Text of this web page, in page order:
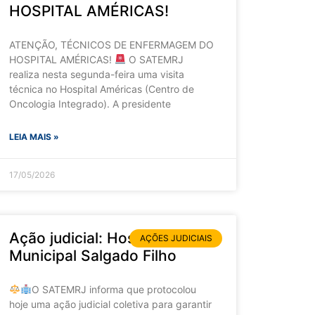
HOSPITAL AMÉRICAS!
ATENÇÃO, TÉCNICOS DE ENFERMAGEM DO
HOSPITAL AMÉRICAS!
O SATEMRJ
realiza nesta segunda-feira uma visita
técnica no Hospital Américas (Centro de
Oncologia Integrado). A presidente
LEIA MAIS »
17/05/2026
AÇÕES JUDICIAIS
Ação judicial: Hospital
Municipal Salgado Filho
O SATEMRJ informa que protocolou
hoje uma ação judicial coletiva para garantir